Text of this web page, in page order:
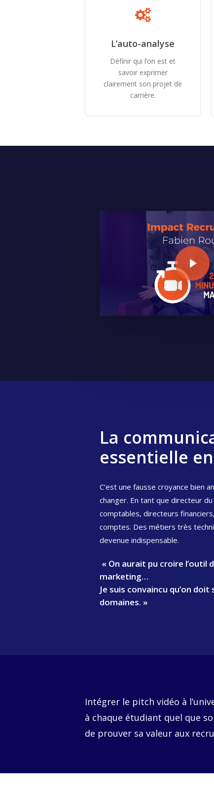
L’auto-analyse
Définir qui l’on est et
savoir exprimer
clairement son projet de
carrière.
Play Video
La
essentielle
C’est une fausse croyance bien
changer. En tant que directeur
comptables, directeurs
comptes. Des métiers très
devenue indispensable.
« On aurait pu croire l’outil
marketing…
Je suis convaincu qu’on
domaines. »
Intégrer le pitch vidéo à
à chaque étudiant quel que
de prouver sa valeur aux